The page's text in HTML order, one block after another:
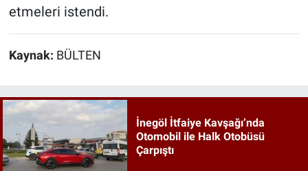
etmeleri istendi.
Kaynak: BÜLTEN
İnegöl İtfaiye Kavşağı’nda
Otomobil ile Halk Otobüsü
Çarpıştı